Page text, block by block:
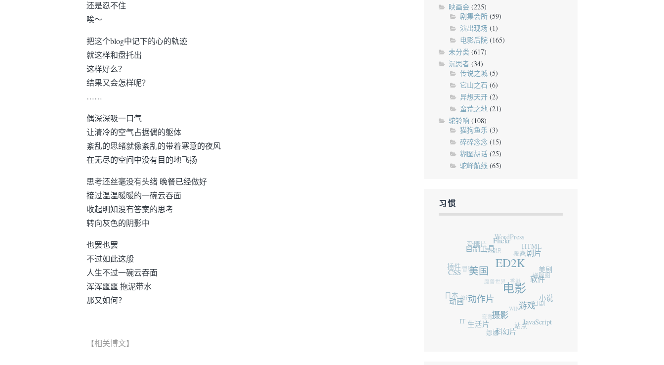
还是忍不住
唉～
把这个blog中记下的心的轨迹
就这样和盘托出
这样好么？
结果又会怎样呢？
……
偶深深吸一口气
让清冷的空气占据偶的躯体
紊乱的思绪就像紊乱的带着寒意的夜风
在无尽的空间中没有目的地飞扬
思考还丝毫没有头绪 晚餐已经做好
接过温温暖暖的一碗云吞面
收起明知没有答案的思考
转向灰色的阴影中
也罢也罢
不过如此这般
人生不过一碗云吞面
浑浑噩噩 拖泥带水
那又如何？
【相关博文】
映画会(225)
剧集会所(59)
演出现场 (1)
电影后院(165)
未分类 (617)
沉思者(34)
传说之城(5)
它山之石 (6)
异想天开(2)
蛮荒之地(21)
驼铃响 (108)
猫狗鱼乐 (3)
碎碎念念 (15)
糊图胡话(25)
驼峰航线 (65)
习惯
电影
ED2K
美国
动作片
摄影
游戏
软件
喜剧片
Flickr
自制工具
CSS
动画
生活片
科幻片
JavaScript
小说
美剧
HTML
WordPress
爱情片
插件
日本
IT
娜娜
站点
日剧
横幅图
搬运
豆知识
弯弯
WIN7
香港
魔兽世界